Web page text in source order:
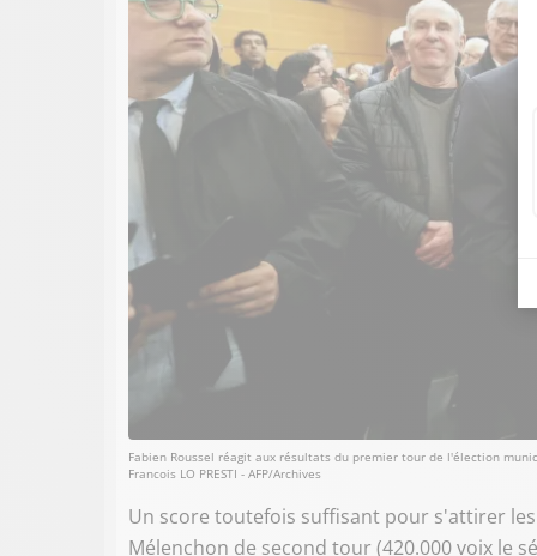
Fabien Roussel réagit aux résultats du premier tour de l'élection
Francois LO PRESTI - AFP/Archives
Un score toutefois suffisant pour s'attirer
Mélenchon de second tour (420.000 voix le